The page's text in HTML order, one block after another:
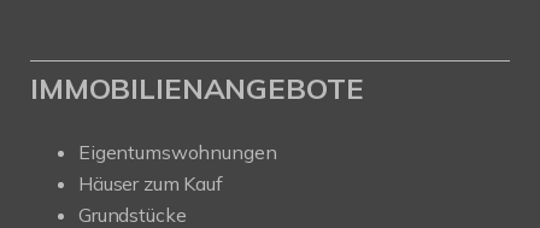
IMMOBILIENANGEBOTE
Eigentumswohnungen
Häuser zum Kauf
Grundstücke